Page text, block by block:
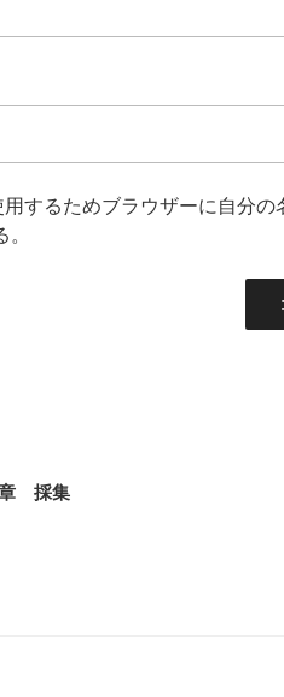
するためブラウザーに自分の
採集